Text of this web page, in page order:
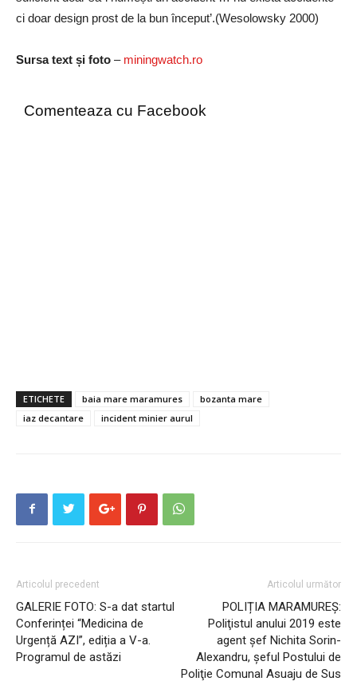
ci doar design prost de la bun început’.(Wesolowsky 2000)
Sursa text și foto – miningwatch.ro
Comenteaza cu Facebook
ETICHETE baia mare maramures
bozanta mare
iaz decantare
incident minier aurul
Articolul precedent
GALERIE FOTO: S-a dat startul
Conferinței “Medicina de
Urgență AZI”, ediția a V-a.
Programul de astăzi
Articolul următor
POLIȚIA MARAMUREȘ:
Poliţistul anului 2019 este
agent şef Nichita Sorin-
Alexandru, şeful Postului de
Poliţie Comunal Asuaju de Sus